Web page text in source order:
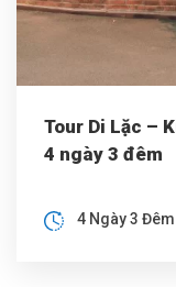
Tour Di Lặc –
4 ngày 3 đêm
4 Ngày 3 Đêm